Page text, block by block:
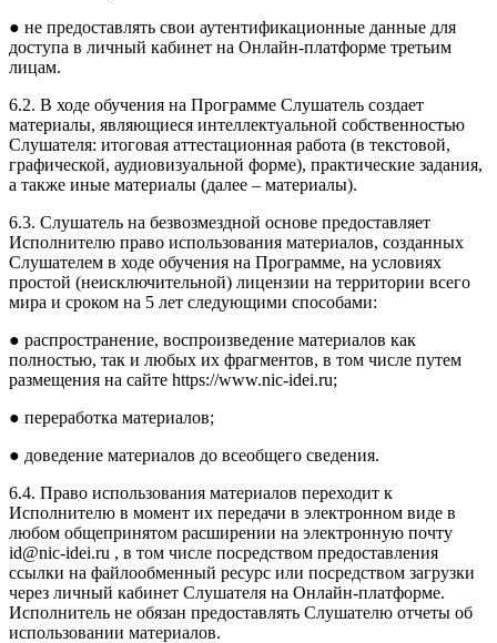
● не предоставлять свои аутентификационные данные для
доступа в личный кабинет на Онлайн-платформе третьим
лицам.
6.2. В ходе обучения на Программе Слушатель создает
материалы, являющиеся интеллектуальной собственностью
Слушателя: итоговая аттестационная работа (в текстовой,
графической, аудиовизуальной форме), практические задания,
а также иные материалы (далее – материалы).
6.3. Слушатель на безвозмездной основе предоставляет
Исполнителю право использования материалов, созданных
Слушателем в ходе обучения на Программе, на условиях
простой (неисключительной) лицензии на территории всего
мира и сроком на 5 лет следующими способами:
● распространение, воспроизведение материалов как
полностью, так и любых их фрагментов, в том числе путем
размещения на сайте https://www.nic-idei.ru;
● переработка материалов;
● доведение материалов до всеобщего сведения.
6.4. Право использования материалов переходит к
Исполнителю в момент их передачи в электронном виде в
любом общепринятом расширении на электронную почту
id@nic-idei.ru , в том числе посредством предоставления
ссылки на файлообменный ресурс или посредством загрузки
через личный кабинет Слушателя на Онлайн-платформе.
Исполнитель не обязан предоставлять Слушателю отчеты об
использовании материалов.